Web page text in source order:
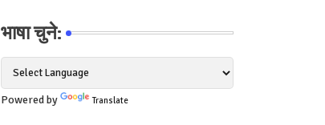
भाषा चुने:
Powered by Translate